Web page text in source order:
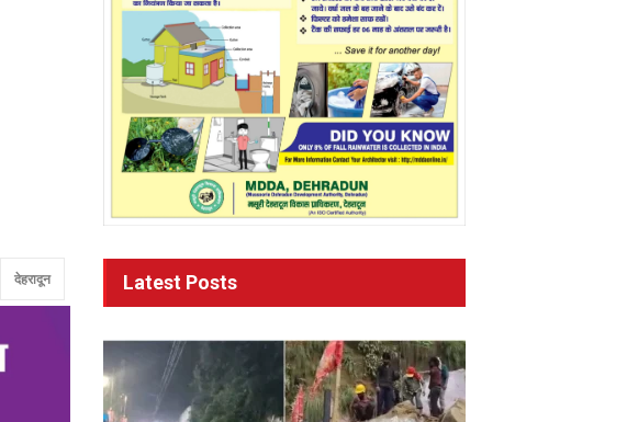
देहरादून Latest Posts